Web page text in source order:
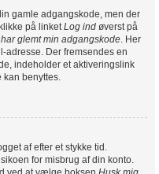
gamle adgangskode, men der
på linketLog ind øverst på
glemt min adgangskode. Her
adresse. Der fremsendes en
indeholder et aktiveringslink
kan benyttes.
af efter et stykke tid.
for misbrug af din konto.